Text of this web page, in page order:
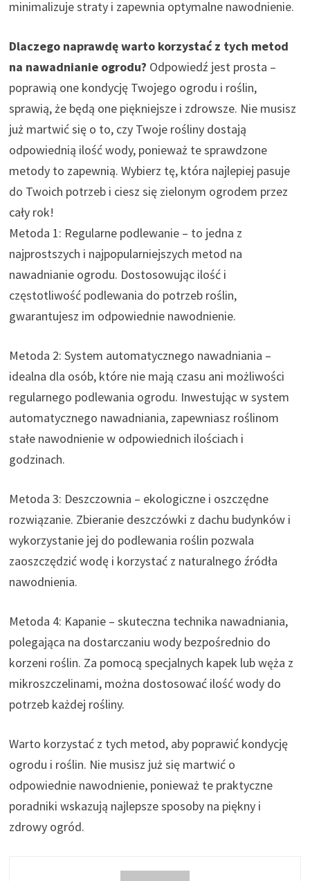
minimalizuje straty i zapewnia optymalne nawodnienie.
Dlaczego naprawdę warto korzystać z tych metod
na nawadnianie ogrodu? Odpowiedź jest prosta –
poprawią one kondycję Twojego ogrodu i roślin,
sprawią, że będą one piękniejsze i zdrowsze. Nie musisz
już martwić się o to, czy Twoje rośliny dostają
odpowiednią ilość wody, ponieważ te sprawdzone
metody to zapewnią. Wybierz tę, która najlepiej pasuje
do Twoich potrzeb i ciesz się zielonym ogrodem przez
cały rok!
Metoda 1: Regularne podlewanie – to jedna z
najprostszych i najpopularniejszych metod na
nawadnianie ogrodu. Dostosowując ilość i
częstotliwość podlewania do potrzeb roślin,
gwarantujesz im odpowiednie nawodnienie.
Metoda 2: System automatycznego nawadniania –
idealna dla osób, które nie mają czasu ani możliwości
regularnego podlewania ogrodu. Inwestując w system
automatycznego nawadniania, zapewniasz roślinom
stałe nawodnienie w odpowiednich ilościach i
godzinach.
Metoda 3: Deszczownia – ekologiczne i oszczędne
rozwiązanie. Zbieranie deszczówki z dachu budynków i
wykorzystanie jej do podlewania roślin pozwala
zaoszczędzić wodę i korzystać z naturalnego źródła
nawodnienia.
Metoda 4: Kapanie – skuteczna technika nawadniania,
polegająca na dostarczaniu wody bezpośrednio do
korzeni roślin. Za pomocą specjalnych kapek lub węża z
mikroszczelinami, można dostosować ilość wody do
potrzeb każdej rośliny.
Warto korzystać z tych metod, aby poprawić kondycję
ogrodu i roślin. Nie musisz już się martwić o
odpowiednie nawodnienie, ponieważ te praktyczne
poradniki wskazują najlepsze sposoby na piękny i
zdrowy ogród.